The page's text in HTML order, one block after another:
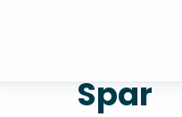
Spar